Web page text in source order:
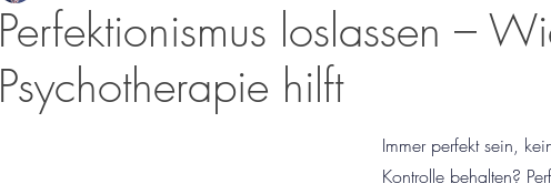
Perfektionismus loslassen –
Psychotherapie hilft
Immer perfekt sein,
Kontrolle behalten?